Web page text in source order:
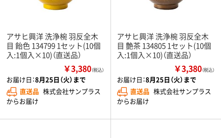
アサヒ興洋 洗浄椀 羽反全木
目 飴色 134799 1セット(10個
入:1個入×10)（直送品）
￥3,380（税込）
お届け日：8月25日（火）まで
直送品 株式会社サンプラス
からお届け
アサヒ興洋 洗浄椀 羽反全木
目 艶茶 134805 1セット(10個
入:1個入×10)（直送品）
￥3,380（税込）
お届け日：8月25日（火）まで
直送品 株式会社サンプラス
からお届け